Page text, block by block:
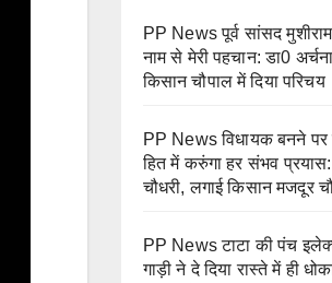
PP News पूर्व सांसद
नाम से मेरी पहचान: डा0
किसान चौपाल में दिया परिचय
PP News विधायक बनने पर
हित में करुंगा हर संभव
चौधरी, लगाई किसान मजदूर
PP News टाटा की पंच
गाड़ी ने दे दिया रास्ते में ही